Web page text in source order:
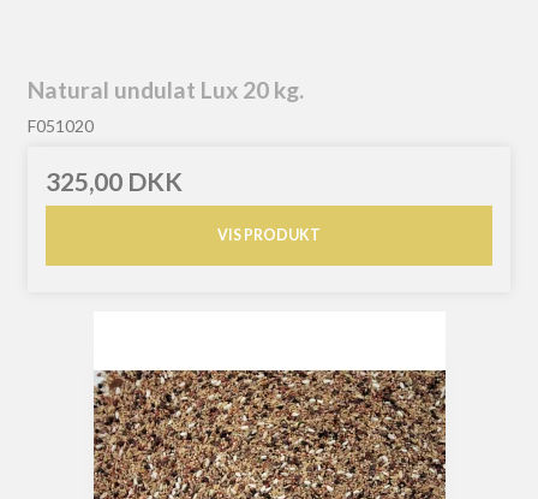
Natural undulat Lux 20 kg.
F051020
325,00 DKK
VIS PRODUKT